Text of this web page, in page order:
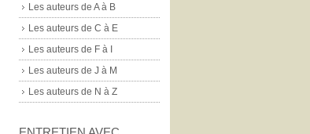
Les auteurs de A à B
Les auteurs de C à E
Les auteurs de F à I
Les auteurs de J à M
Les auteurs de N à Z